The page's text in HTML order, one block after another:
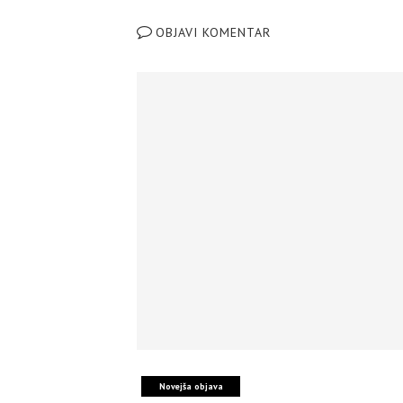
OBJAVI KOMENTAR
Novejša objava